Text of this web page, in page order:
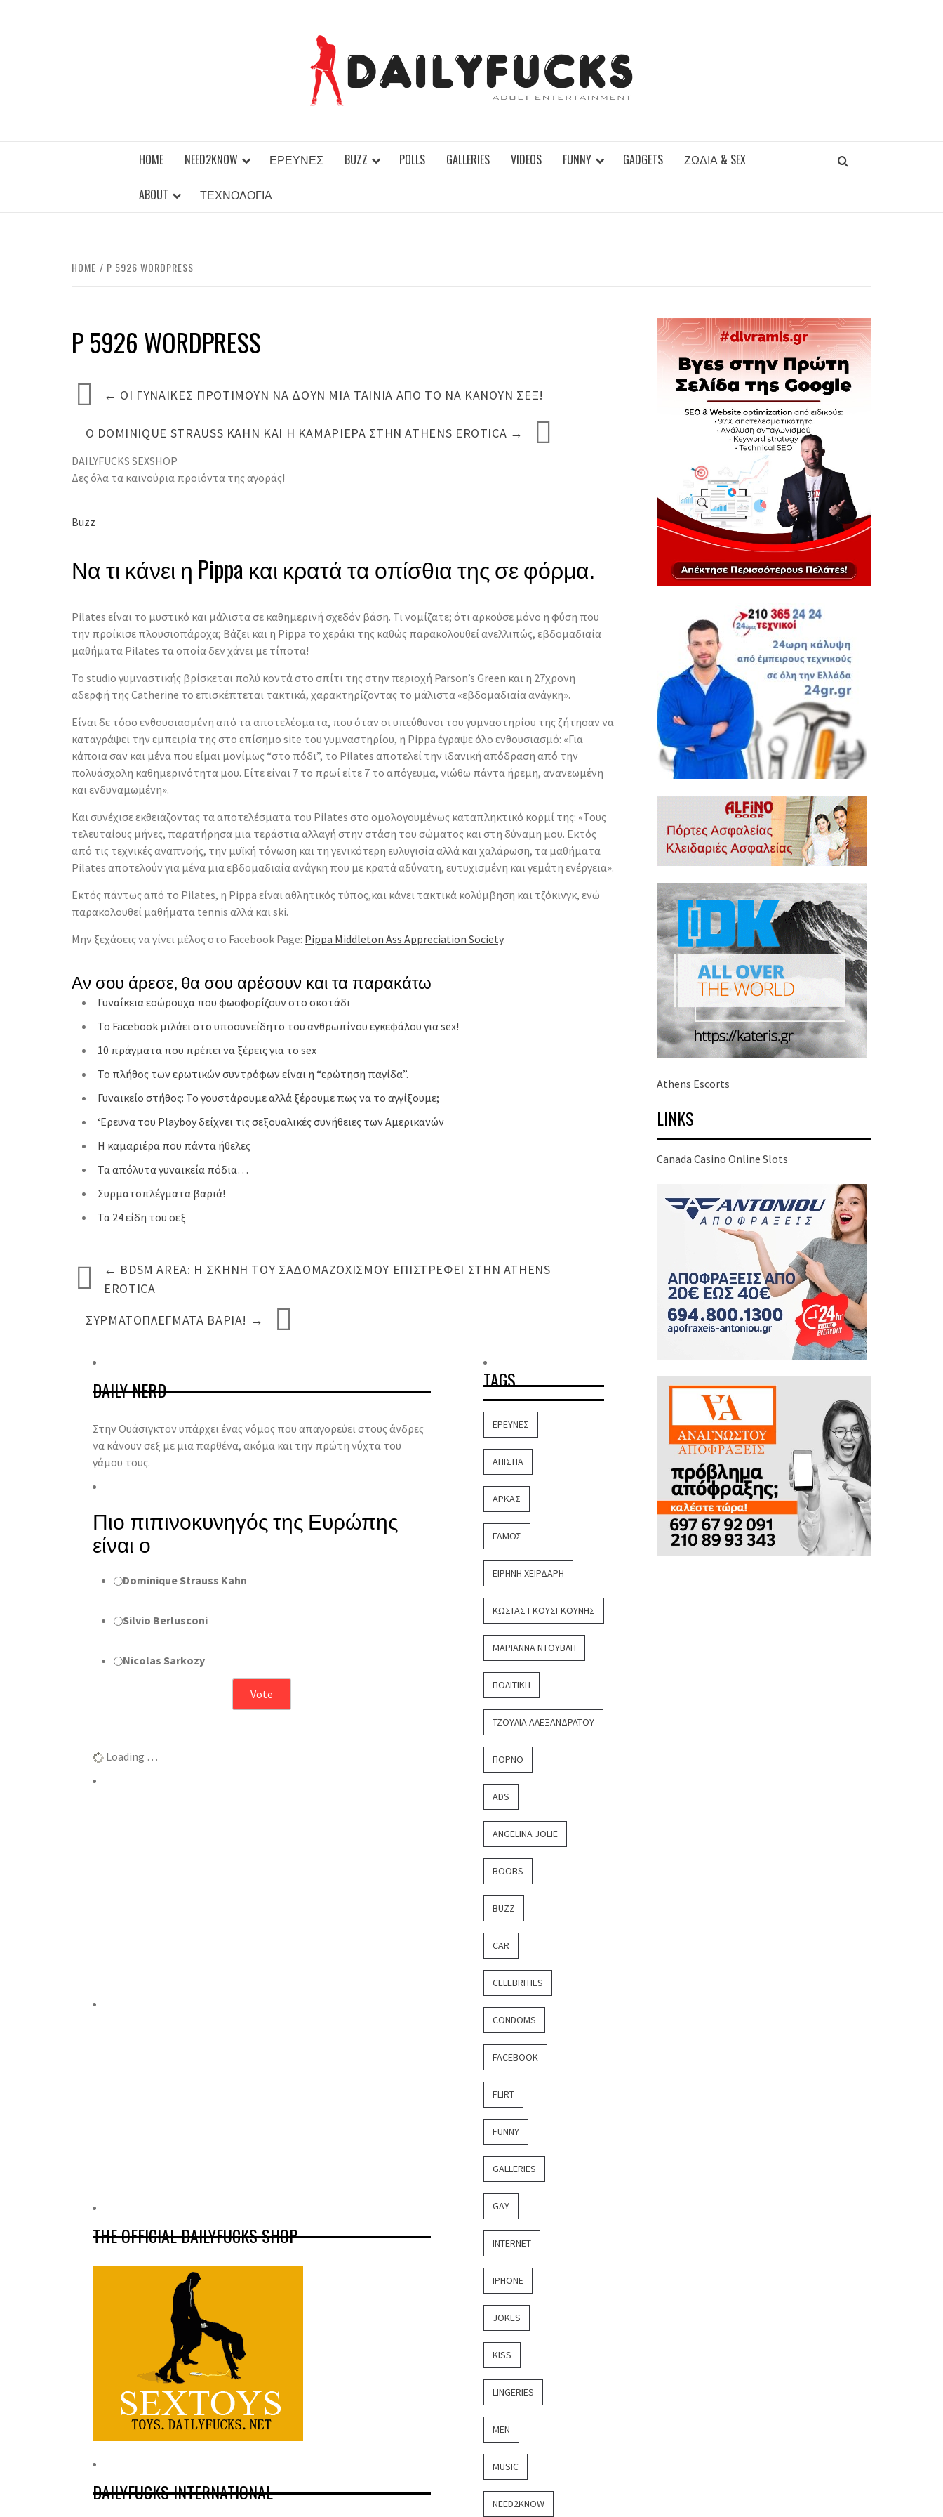
HOME NEED2KNOW ΈΡΕΥΝΕΣ BUZZ POLLS GALLERIES VIDEOS FUNNY GADGETS ΖΏΔΙΑ & SEX
ABOUT ΤΕΧΝΟΛΟΓΊΑ
HOME P 5926 WORDPRESS
P 5926 WORDPRESS
← ΟΙ ΓΥΝΑΊΚΕΣ ΠΡΟΤΙΜΟΎΝ ΝΑ ΔΟΥΝ ΜΊΑ ΤΑΙΝΊΑ ΑΠΌ ΤΟ ΝΑ ΚΆΝΟΥΝ ΣΕΞ!
Ο DOMINIQUE STRAUSS KAHN ΚΑΙ Η ΚΑΜΑΡΙΈΡΑ ΣΤΗΝ ATHENS EROTICA →
DAILYFUCKS SEXSHOP
Δες όλα τα καινούρια προιόντα της αγοράς!
Buzz
Να τι κάνει η Pippa και κρατά τα οπίσθια της σε φόρμα.
Pilates είναι το μυστικό και μάλιστα σε καθημερινή σχεδόν βάση. Τι νομίζατε; ότι αρκούσε μόνο η φύση που
την προίκισε πλουσιοπάροχα; Βάζει και η Pippa το χεράκι της καθώς παρακολουθεί ανελλιπώς, εβδομαδιαία
μαθήματα Pilates τα οποία δεν χάνει με τίποτα!
Το studio γυμναστικής βρίσκεται πολύ κοντά στο σπίτι της στην περιοχή Parson’s Green και η 27χρονη
αδερφή της Catherine το επισκέπτεται τακτικά, χαρακτηρίζοντας το μάλιστα «εβδομαδιαία ανάγκη».
Είναι δε τόσο ενθουσιασμένη από τα αποτελέσματα, που όταν οι υπεύθυνοι του γυμναστηρίου της ζήτησαν να
καταγράψει την εμπειρία της στο επίσημο site του γυμναστηρίου, η Pippa έγραψε όλο ενθουσιασμό: «Για
κάποια σαν και μένα που είμαι μονίμως “στο πόδι”, το Pilates αποτελεί την ιδανική απόδραση από την
πολυάσχολη καθημερινότητα μου. Είτε είναι 7 το πρωί είτε 7 το απόγευμα, νιώθω πάντα ήρεμη, ανανεωμένη
και ενδυναμωμένη».
Και συνέχισε εκθειάζοντας τα αποτελέσματα του Pilates στο ομολογουμένως καταπληκτικό κορμί της: «Τους
τελευταίους μήνες, παρατήρησα μια τεράστια αλλαγή στην στάση του σώματος και στη δύναμη μου. Εκτός
από τις τεχνικές αναπνοής, την μυϊκή τόνωση και τη γενικότερη ευλυγισία αλλά και χαλάρωση, τα μαθήματα
Pilates αποτελούν για μένα μια εβδομαδιαία ανάγκη που με κρατά αδύνατη, ευτυχισμένη και γεμάτη ενέργεια».
Εκτός πάντως από το Pilates, η Pippa είναι αθλητικός τύπος,και κάνει τακτικά κολύμβηση και τζόκινγκ, ενώ
παρακολουθεί μαθήματα tennis αλλά και ski.
Μην ξεχάσεις να γίνει μέλος στο Facebook Page: Pippa Middleton Ass Appreciation Society.
Αν σου άρεσε, θα σου αρέσουν και τα παρακάτω
Γυναίκεια εσώρουχα που φωσφορίζουν στο σκοτάδι
Το Facebook μιλάει στο υποσυνείδητο του ανθρωπίνου εγκεφάλου για sex!
10 πράγματα που πρέπει να ξέρεις για το sex
Το πλήθος των ερωτικών συντρόφων είναι η “ερώτηση παγίδα”.
Γυναικείο στήθος: Το γουστάρουμε αλλά ξέρουμε πως να το αγγίξουμε;
‘Eρευνα του Playboy δείχνει τις σεξουαλικές συνήθειες των Αμερικανών
Η καμαριέρα που πάντα ήθελες
Τα απόλυτα γυναικεία πόδια…
Συρματοπλέγματα βαριά!
Τα 24 είδη του σεξ
← BDSM AREA: Η ΣΚΗΝΉ ΤΟΥ ΣΑΔΟΜΑΖΟΧΙΣΜΟΎ ΕΠΙΣΤΡΈΦΕΙ ΣΤΗΝ ATHENS
EROTICA
ΣΥΡΜΑΤΟΠΛΈΓΜΑΤΑ ΒΑΡΙΆ! →
DAILY NERD
Στην Ουάσιγκτον υπάρχει ένας νόμος που απαγορεύει στους άνδρες
να κάνουν σεξ με μια παρθένα, ακόμα και την πρώτη νύχτα του
γάμου τους.
Πιο πιπινοκυνηγός της Ευρώπης
είναι ο
Dominique Strauss Kahn
Silvio Berlusconi
Nicolas Sarkozy
Loading …
THE OFFICIAL DAILYFUCKS SHOP
DAILYFUCKS INTERNATIONAL
TAGS
ΈΡΕΥΝΕΣ
ΑΠΙΣΤΊΑ
ΑΡΚΆΣ
ΓΆΜΟΣ
ΕΙΡΉΝΗ ΧΕΙΡΔΆΡΗ
ΚΏΣΤΑΣ ΓΚΟΥΣΓΚΟΎΝΗΣ
ΜΑΡΙΆΝΝΑ ΝΤΟΎΒΛΗ
ΠΟΛΙΤΙΚΉ
ΤΖΟΎΛΙΑ ΑΛΕΞΑΝΔΡΆΤΟΥ
ΠΟΡΝΌ
ADS
ANGELINA JOLIE
BOOBS
BUZZ
CAR
CELEBRITIES
CONDOMS
FACEBOOK
FLIRT
FUNNY
GALLERIES
GAY
INTERNET
IPHONE
JOKES
KISS
LINGERIES
MEN
MUSIC
NEED2KNOW
Athens Escorts
LINKS
Canada Casino Online Slots